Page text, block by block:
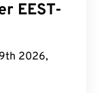
EEST-
2026,